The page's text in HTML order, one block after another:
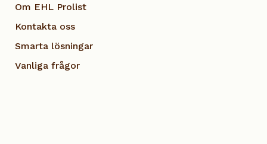
Om EHL Prolist
Kontakta oss
Smarta lösningar
Vanliga frågor